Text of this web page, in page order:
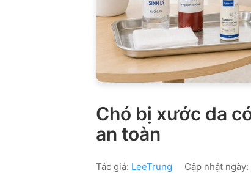
Chó bị xước da
an toàn
Tác giả: LeeTrung Cập nhật ngày: